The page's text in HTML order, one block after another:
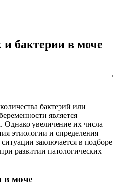
бактерии в моче
бактерий или
является
Однако увеличение их числа
этиологии и определения
заключается в подборе
развитии патологических
в моче